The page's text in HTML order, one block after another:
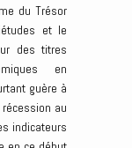
du Trésor
et le
des titres
en
guère à
au
indicateurs